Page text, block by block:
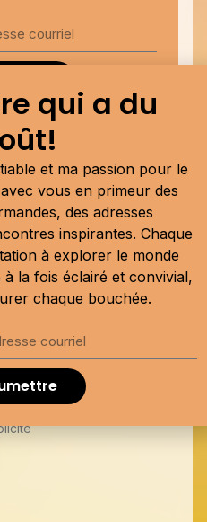
qui a du
et ma passion pour le
vous en primeur des
des adresses
inspirantes. Chaque
à explorer le monde
la fois éclairé et convivial,
chaque bouchée.